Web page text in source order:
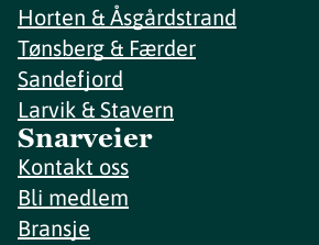
Horten & Åsgårdstrand
Tønsberg & Færder
Sandefjord
Larvik & Stavern
Snarveier
Kontakt oss
Bli medlem
Bransje